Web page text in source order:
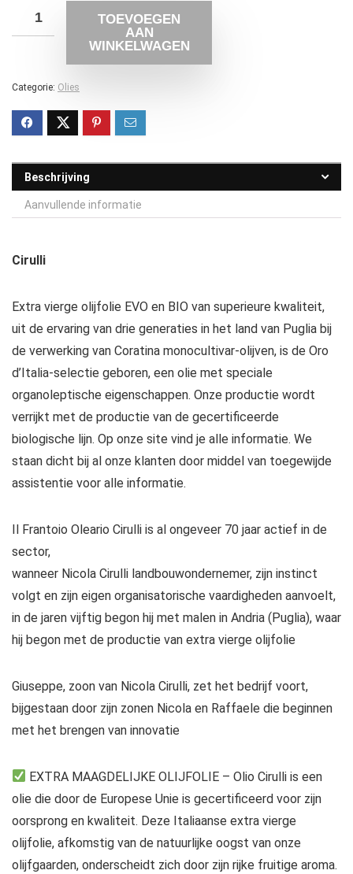
TOEVOEGEN
AAN
WINKELWAGEN
Categorie: Olies
Beschrijving
Aanvullende informatie
Cirulli
Extra vierge olijfolie EVO en BIO van superieure kwaliteit,
uit de ervaring van drie generaties in het land van Puglia bij
de verwerking van Coratina monocultivar-olijven, is de Oro
d’Italia-selectie geboren, een olie met speciale
organoleptische eigenschappen. Onze productie wordt
verrijkt met de productie van de gecertificeerde
biologische lijn. Op onze site vind je alle informatie. We
staan ​​dicht bij al onze klanten door middel van toegewijde
assistentie voor alle informatie.
Il Frantoio Oleario Cirulli is al ongeveer 70 jaar actief in de
sector,
wanneer Nicola Cirulli landbouwondernemer, zijn instinct
volgt en zijn eigen organisatorische vaardigheden aanvoelt,
in de jaren vijftig begon hij met malen in Andria (Puglia), waar
hij begon met de productie van extra vierge olijfolie
Giuseppe, zoon van Nicola Cirulli, zet het bedrijf voort,
bijgestaan ​​door zijn zonen Nicola en Raffaele die beginnen
met het brengen van innovatie
EXTRA MAAGDELIJKE OLIJFOLIE – Olio Cirulli is een
olie die door de Europese Unie is gecertificeerd voor zijn
oorsprong en kwaliteit. Deze Italiaanse extra vierge
olijfolie, afkomstig van de natuurlijke oogst van onze
olijfgaarden, onderscheidt zich door zijn rijke fruitige aroma.